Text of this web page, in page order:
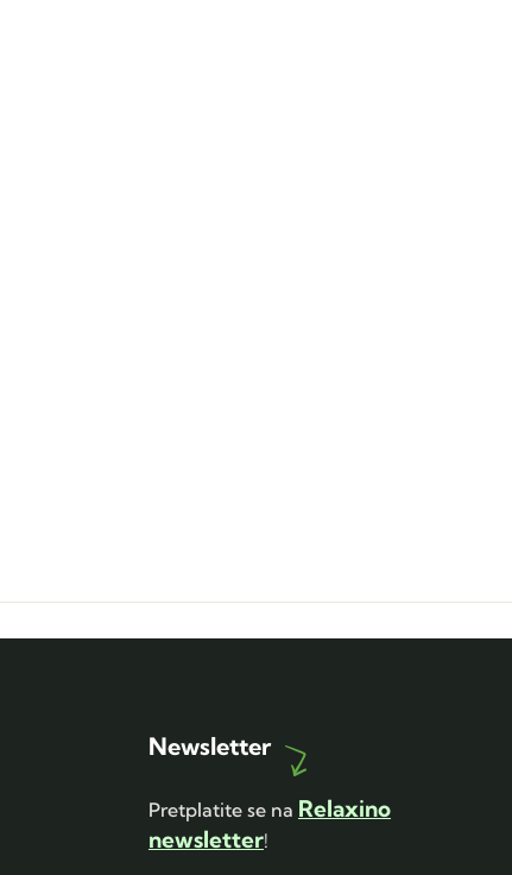
Newsletter
Pretplatite se na Relaxino
newsletter!